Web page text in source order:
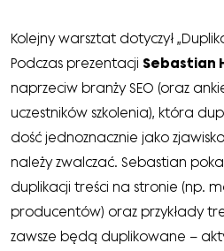
Kolejny warsztat dotyczył
Podczas prezentacji Sebastian
naprzeciw branży SEO (oraz
uczestników szkolenia), która
dość jednoznacznie jako
należy zwalczać. Sebastian
duplikacji treści na stronie (np.
producentów) oraz przykłady
zawsze będą duplikowane –